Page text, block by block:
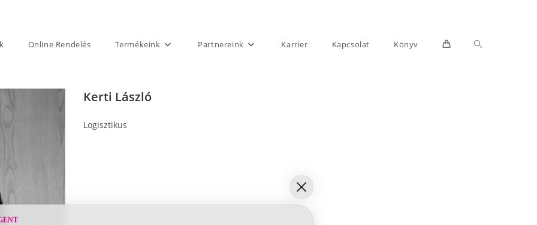
Online Rendelés Termékeink Partnereink Karrier Kapcsolat Könyv Toggle
Kerti László
Logisztikus